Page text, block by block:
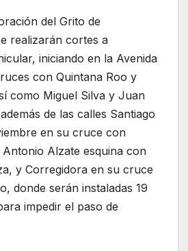
del Grito de
realizarán cortes a
iniciando en la Avenida
con Quintana Roo y
como Miguel Silva y Juan
de las calles Santiago
en su cruce con
Antonio Alzate esquina con
y Corregidora en su cruce
donde serán instaladas 19
impedir el paso de